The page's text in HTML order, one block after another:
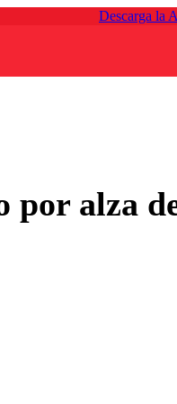
Descarga la
por alza